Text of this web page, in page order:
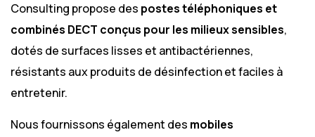
Consulting propose des postes téléphoniques et
combinés DECT conçus pour les milieux sensibles,
dotés de surfaces lisses et antibactériennes,
résistants aux produits de désinfection et faciles à
entretenir.
Nous fournissons également des mobiles